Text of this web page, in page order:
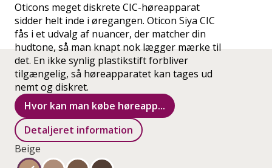
Oticons meget diskrete CIC-høreapparat
sidder helt inde i øregangen. Oticon Siya CIC
fås i et udvalg af nuancer, der matcher din
hudtone, så man knapt nok lægger mærke til
det. En ikke synlig plastikstift forbliver
tilgængelig, så høreapparatet kan tages ud
nemt og diskret.
Hvor kan man købe høreapp...
Detaljeret information
Beige